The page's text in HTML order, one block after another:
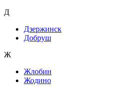
Д
Дзержинск
Добруш
Ж
Жлобин
Жодино